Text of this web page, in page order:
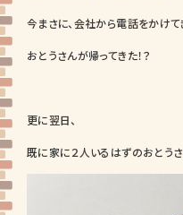
今まさに、会社から電話をかけ
おとうさんが帰ってきた！？
更に翌日、
既に家に２人いるはずのおとう